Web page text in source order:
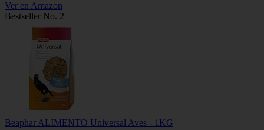
Ver en Amazon
Bestseller No. 2
Beaphar ALIMENTO Universal Aves - 1KG